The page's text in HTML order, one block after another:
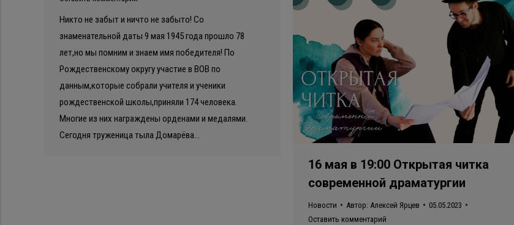
Никто не забыт и ничто не забыто! Со
знаменательной даты 9 мая 1945 года прошло 78
лет,но мы помним и знаем имя победителя! По
Рождественскому округу участие в ВОВ по
данным,которые собрали учителя и ученики
рождественской школы,приняли 174 человека.
Многие из них награждены орденами и медалями.
Сегодня труженица тыла Домарёва…
16 мая в 19:00 Открытая читка
современной драматургии
Новости Автор: Алексей Ярцев
05.05.2023
Оставить комментарий